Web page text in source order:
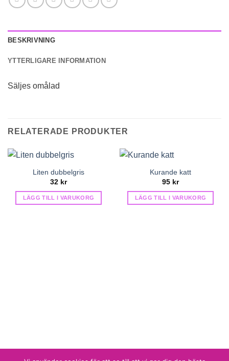
BESKRIVNING
YTTERLIGARE INFORMATION
Säljes omålad
RELATERADE PRODUKTER
Liten dubbelgris
32 kr
LÄGG TILL I VARUKORG
Kurande katt
95 kr
LÄGG TILL I VARUKORG